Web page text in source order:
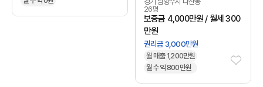
26평
보증금 4,000만원 / 월세 300
만원
권리금 3,000만원
월 매출 1,200만원
월 수익 800만원